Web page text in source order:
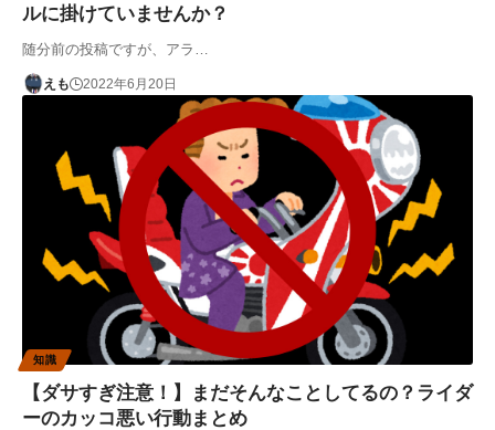
ルに掛けていませんか？
随分前の投稿ですが、アラ…
えも 2022年6月20日
知識
【ダサすぎ注意！】まだそんなことしてるの？ライダ
ーのカッコ悪い行動まとめ